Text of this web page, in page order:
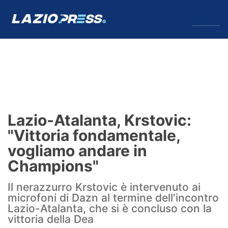
Formello
Infortuni
Primavera
Calciomercato
Lazio Women
Lazio-Atalanta, Krstovic:
"Vittoria fondamentale,
vogliamo andare in
Champions"
Il nerazzurro Krstovic è intervenuto ai
microfoni di Dazn al termine dell'incontro
Lazio-Atalanta, che si è concluso con la
vittoria della Dea